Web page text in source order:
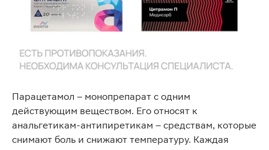
Парацетамол – монопрепарат с одним
действующим веществом. Его относят к
анальгетикам-антипиретикам – средствам, которые
снимают боль и снижают температуру. Каждая